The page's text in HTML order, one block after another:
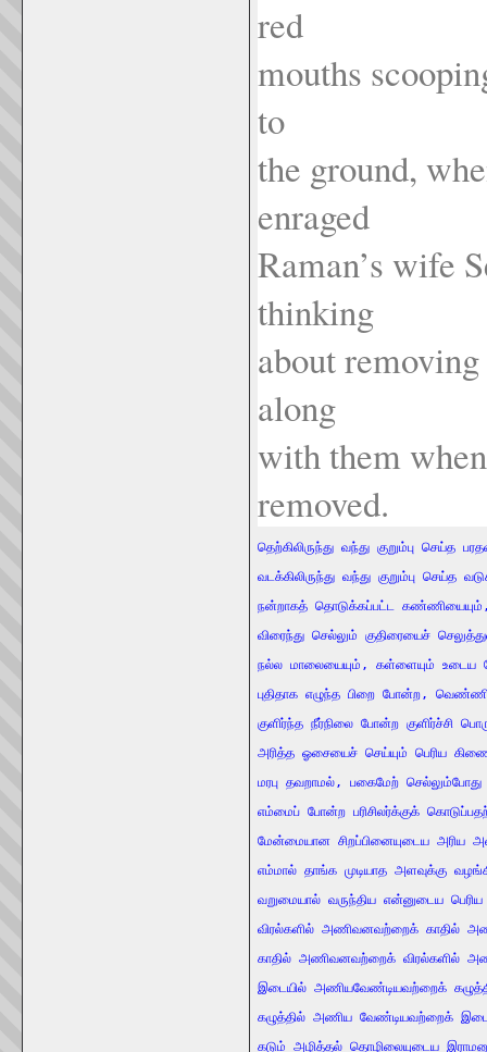
red
mouths
to
the ground,
enraged
Raman’s wife
thinking
about
along
with them
removed.
தெற்கிலிருந்து வந்து குறும்பு செய்த
வடக்கிலிருந்து வந்து குறும்பு செய்த
நன்றாகத் தொடுக்கப்பட்ட கண்ணியையும்
விரைந்து செல்லும் குதிரையைச்
நல்ல மாலையையும் , கள்ளையும் உடைய
புதிதாக எழுந்த பிறை போன்ற,
குளிர்ந்த நீர்நிலை போன்ற குளிர்ச்சி
அரித்த ஓசையைச் செய்யும் பெரிய
மரபு தவறாமல், பகைமேற் செல்லும்போது
எம்மைப் போன்ற பரிசிலர்க்குக்
மேன்மையான சிறப்பினையுடைய அரிய
எம்மால் தாங்க முடியாத அளவுக்கு
வறுமையால் வருந்திய என்னுடைய பெரிய
விரல்களில் அணிவனவற்றைக் காதில்
காதில் அணிவனவற்றைக் விரல்களில்
இடையில் அணியவேண்டியவற்றைக்
கழுத்தில் அணிய வேண்டியவற்றைக்
கடும் அழித்தல் தொழிலையுடைய